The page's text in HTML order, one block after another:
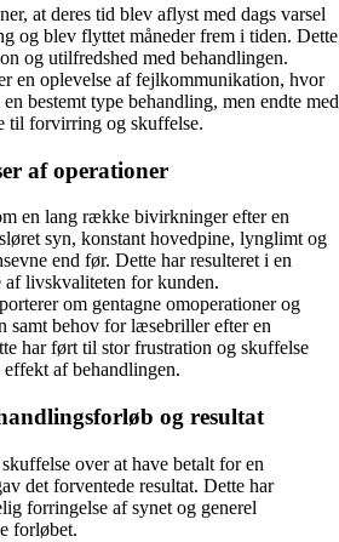
at deres tid blev aflyst med dags varsel
og blev flyttet måneder frem i tiden. Dette
og utilfredshed med behandlingen.
en oplevelse af fejlkommunikation, hvor
bestemt type behandling, men endte med
til forvirring og skuffelse.
af operationer
en lang række bivirkninger efter en
syn, konstant hovedpine, lynglimt og
end før. Dette har resulteret i en
livskvaliteten for kunden.
om gentagne omoperationer og
samt behov for læsebriller efter en
har ført til stor frustration og skuffelse
af behandlingen.
og resultat
over at have betalt for en
det forventede resultat. Dette har
forringelse af synet og generel
forløbet.